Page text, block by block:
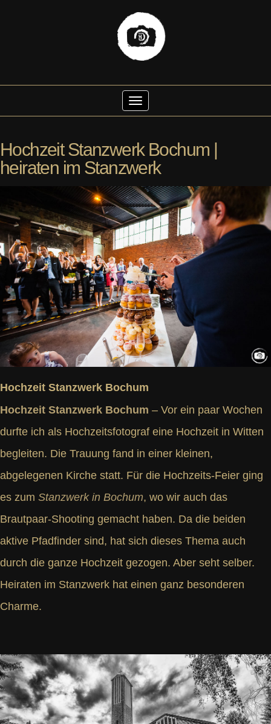
content
Toggle Navigation
Hochzeit Stanzwerk Bochum |
heiraten im Stanzwerk
Hochzeit Stanzwerk Bochum
Hochzeit Stanzwerk Bochum – Vor ein paar Wochen
durfte ich als Hochzeitsfotograf eine Hochzeit in Witten
begleiten. Die Trauung fand in einer kleinen,
abgelegenen Kirche statt. Für die Hochzeits-Feier ging
es zum Stanzwerk in Bochum, wo wir auch das
Brautpaar-Shooting gemacht haben. Da die beiden
aktive Pfadfinder sind, hat sich dieses Thema auch
durch die ganze Hochzeit gezogen. Aber seht selber.
Heiraten im Stanzwerk hat einen ganz besonderen
Charme.